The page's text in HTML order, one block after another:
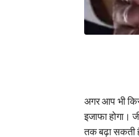
अगर आप भी
इजाफा होगा।
तक बढ़ा सकती